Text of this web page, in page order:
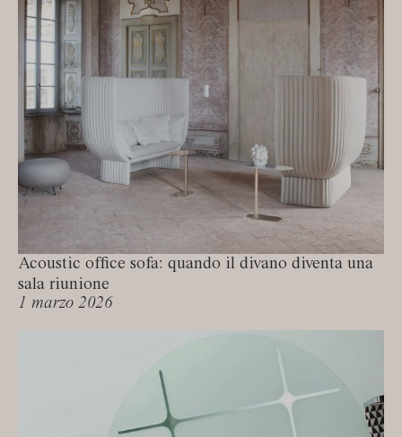
Acoustic office sofa: quando il divano diventa una
sala riunione
1 marzo 2026